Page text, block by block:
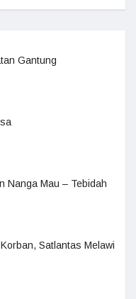
Gantung
Nanga Mau – Tebidah
Satlantas Melawi